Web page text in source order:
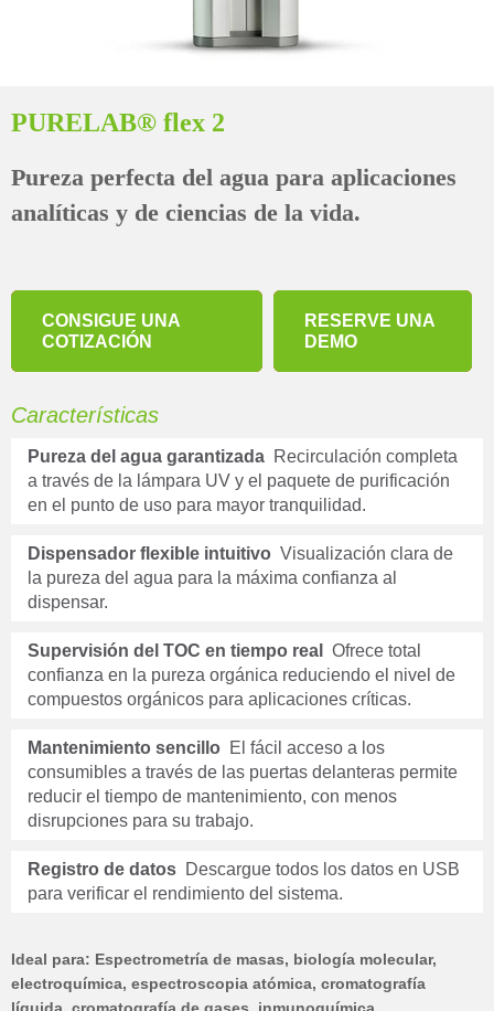
PURELAB® flex 2
Pureza perfecta del agua para aplicaciones
analíticas y de ciencias de la vida.
CONSIGUE UNA
COTIZACIÓN
RESERVE UNA
DEMO
Características
Pureza del agua garantizada Recirculación completa
a través de la lámpara UV y el paquete de purificación
en el punto de uso para mayor tranquilidad.
Dispensador flexible intuitivo Visualización clara de
la pureza del agua para la máxima confianza al
dispensar.
Supervisión del TOC en tiempo real
Ofrece total
confianza en la pureza orgánica reduciendo el nivel de
compuestos orgánicos para aplicaciones críticas.
Mantenimiento sencillo El fácil acceso a los
consumibles a través de las puertas delanteras permite
reducir el tiempo de mantenimiento, con menos
disrupciones para su trabajo.
Registro de datos Descargue todos los datos en USB
para verificar el rendimiento del sistema.
Ideal para: Espectrometría de masas, biología molecular,
electroquímica, espectroscopia atómica, cromatografía
líquida, cromatografía de gases, inmunoquímica,